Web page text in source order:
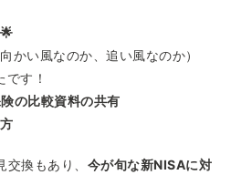
かい風なのか、追い風なのか）
す！
の比較資料の共有
換もあり、 今が旬な新NISAに対